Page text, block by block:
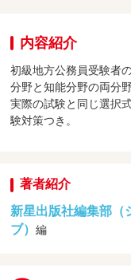
内容紹介
初級地方公務員受験者
分野と知能分野の両分
実際の試験と同じ選択
験対策つき。
著者紹介
新星出版社編集部（
ブ）編